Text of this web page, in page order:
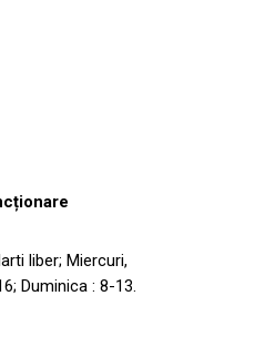
liber; Miercuri,
Duminica : 8-13.